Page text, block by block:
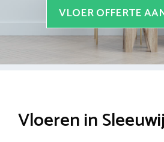
VLOER OFFERTE
Vloeren in